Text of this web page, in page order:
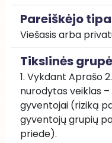
Pareiškėjo
Viešasis arba
Tikslinės
1. Vykdant Aprašo
nurodytas veiklas
gyventojai (riziką
gyventojų grupių
priede).